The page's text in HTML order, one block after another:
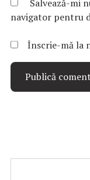
Salvează-mi
navigator pentru
Înscrie-mă la